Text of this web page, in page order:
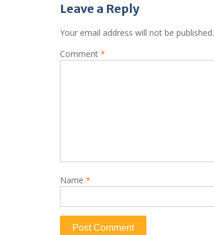
Leave a Reply
Your email address will not be published.
Comment *
Name *